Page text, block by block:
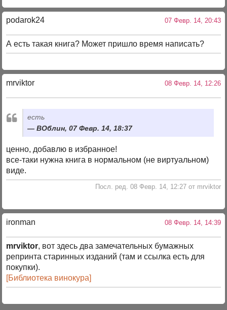
podarok24 07 Февр. 14, 20:43
А есть такая книга? Может пришло время написать?
mrviktor 08 Февр. 14, 12:26
есть
ВОблин, 07 Февр. 14, 18:37
ценно, добавлю в избранное!
все-таки нужна книга в нормальном (не виртуальном)
виде.
Посл. ред. 08 Февр. 14, 12:27 от mrviktor
ironman 08 Февр. 14, 14:39
mrviktor, вот здесь два замечательных бумажных
репринта старинных изданий (там и ссылка есть для
покупки).
[Библиотека винокура]